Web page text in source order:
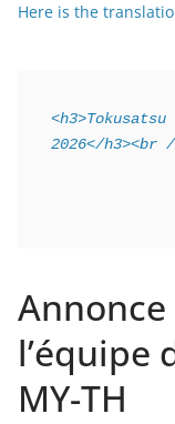
Here is the
2026</h3><br
l’équipe
MY-TH